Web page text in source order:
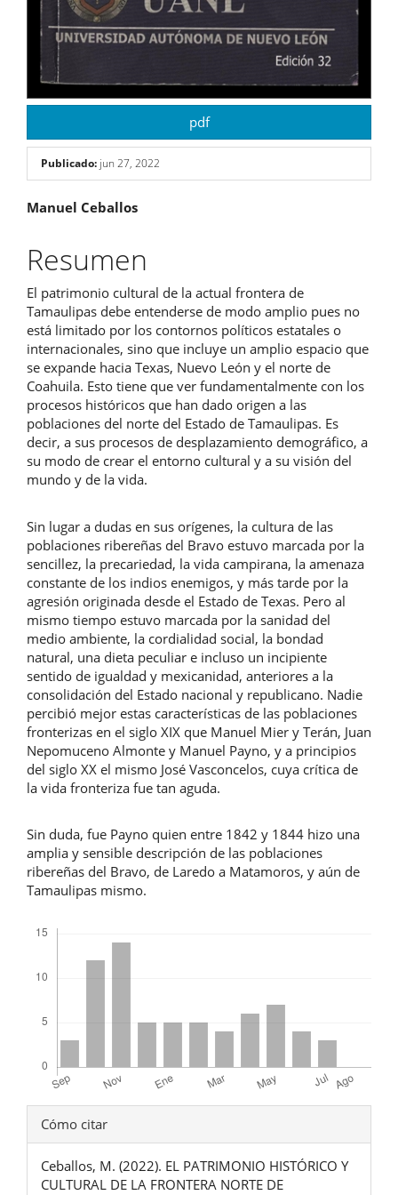
pdf
Publicado: jun 27, 2022
Contenido
principal
del
artículo
Manuel Ceballos
Resumen
El patrimonio cultural de la actual frontera de
Tamaulipas debe entenderse de modo amplio pues no
está limitado por los contornos políticos estatales o
internacionales, sino que incluye un amplio espacio que
se expande hacia Texas, Nuevo León y el norte de
Coahuila. Esto tiene que ver fundamentalmente con los
procesos históricos que han dado origen a las
poblaciones del norte del Estado de Tamaulipas. Es
decir, a sus procesos de desplazamiento demográfico, a
su modo de crear el entorno cultural y a su visión del
mundo y de la vida.
Sin lugar a dudas en sus orígenes, la cultura de las
poblaciones ribereñas del Bravo estuvo marcada por la
sencillez, la precariedad, la vida campirana, la amenaza
constante de los indios enemigos, y más tarde por la
agresión originada desde el Estado de Texas. Pero al
mismo tiempo estuvo marcada por la sanidad del
medio ambiente, la cordialidad social, la bondad
natural, una dieta peculiar e incluso un incipiente
sentido de igualdad y mexicanidad, anteriores a la
consolidación del Estado nacional y republicano. Nadie
percibió mejor estas características de las poblaciones
fronterizas en el siglo XIX que Manuel Mier y Terán, Juan
Nepomuceno Almonte y Manuel Payno, y a principios
del siglo XX el mismo José Vasconcelos, cuya crítica de
la vida fronteriza fue tan aguda.
Sin duda, fue Payno quien entre 1842 y 1844 hizo una
amplia y sensible descripción de las poblaciones
ribereñas del Bravo, de Laredo a Matamoros, y aún de
Tamaulipas mismo.
Detalles
del
artículo
Cómo citar
Ceballos, M. (2022). EL PATRIMONIO HISTÓRICO Y
CULTURAL DE LA FRONTERA NORTE DE